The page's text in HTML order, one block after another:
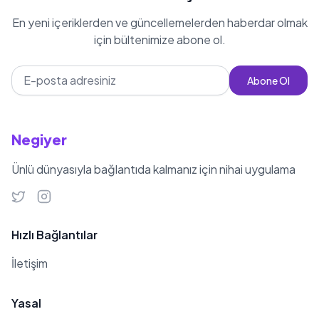
Sosyal medya platformu
Instagram'da @ozgeakdeniz
kullanıcı adıyla aktif olarak
bulunmaktadır.
En yeni içeriklerden ve güncellemelerden haberdar olmak
için bültenimize abone ol.
Abone Ol
Negiyer
Ünlü dünyasıyla bağlantıda kalmanız için nihai uygulama
Hızlı Bağlantılar
İletişim
Yasal